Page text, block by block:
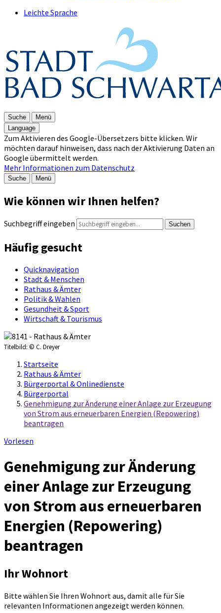
Leichte Sprache
Suche
Menü
Language
Zum Aktivieren des Google-Übersetzers bitte klicken. Wir
möchten darauf hinweisen, dass nach der Aktivierung Daten an
Google übermittelt werden.
Mehr Informationen zum Datenschutz
Suche Menü
Wie können wir Ihnen helfen?
Suchbegriff eingeben Suchen
Häufig gesucht
Quicknavigation
Stadt & Menschen
Rathaus & Ämter
Politik & Wahlen
Gesundheit & Sport
Wirtschaft & Tourismus
Titelbild: © C. Dreyer
Startseite
Rathaus & Ämter
Bürgerportal & Onlinedienste
Bürgerportal
Genehmigung zur Änderung einer Anlage zur Erzeugung
von Strom aus erneuerbaren Energien (Repowering)
beantragen
Vorlesen
Genehmigung zur Änderung
einer Anlage zur Erzeugung
von Strom aus erneuerbaren
Energien (Repowering)
beantragen
Ihr Wohnort
Bitte wählen Sie Ihren Wohnort aus, damit alle für Sie
relevanten Informationen angezeigt werden können.